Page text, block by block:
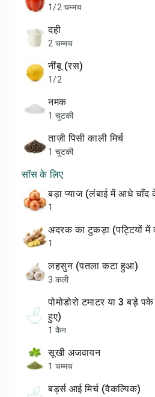
1/2 चम्मच
दही
2 चम्मच
नींबू (रस)
1/2
नमक
1 चुटकी
ताज़ी पिसी काली मिर्च
1 चुटकी
सॉस के लिए
बड़ा प्याज (लंबाई में आधे
1
अदरक का टुकड़ा (पट्टियों
1
लहसुन (पतला कटा हुआ)
3 कली
पोमोडोरो टमाटर या 3 बड़े पके टमाटर (कद्दूकस किए
हुए)
1 कैन
सूखी अजवायन
1 चम्मच
बर्ड्स आई मिर्च (वैकल्पिक)